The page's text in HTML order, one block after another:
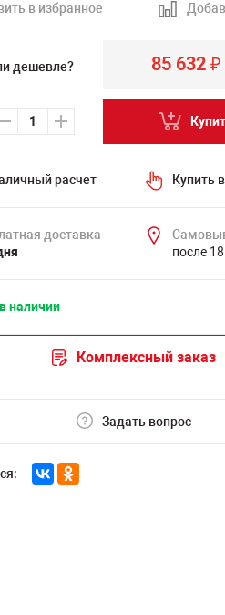
в избранное
дешевле? 85 632₽
расчет Купить
доставка
после
наличии
Комплексный заказ
Задать вопрос